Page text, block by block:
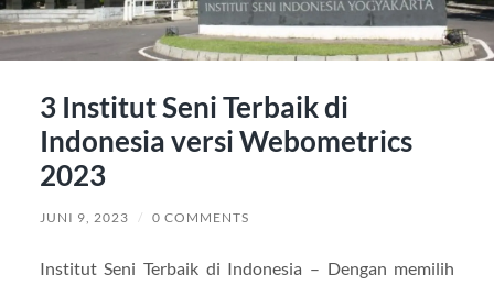
3 Institut Seni Terbaik di
Indonesia versi Webometrics
2023
JUNI 9, 2023 / 0 COMMENTS
Institut Seni Terbaik di Indonesia – Dengan memilih